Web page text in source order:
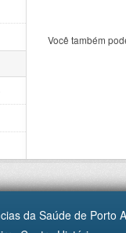
Você também
da Saúde de Porto